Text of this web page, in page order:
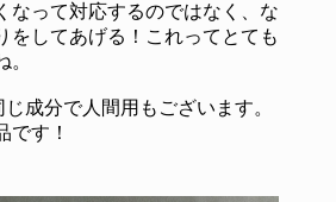
なって対応するのではなく、な
をしてあげる！これってとても
成分で人間用もございます。
です！